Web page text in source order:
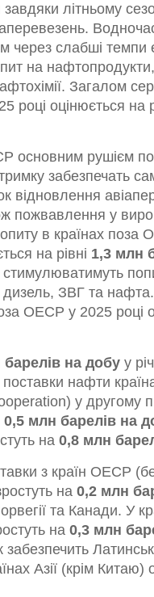
завдяки літньому
через слабші темпи
на
Загалом
році оцінюється на
основним рушієм
забезпечать
відновлення
пожвавлення у
в країнах поза
на рівні 1,3 млн
ЗВГ та
ОЕСР у 2025 році
на добу у
поставки нафти
у другому
0,5 млн барелів на
на 0,8 млн
з країн ОЕСР
на 0,2 млн
та Канади. У
на 0,3 млн
забезпечить
Азії (крім Китаю)